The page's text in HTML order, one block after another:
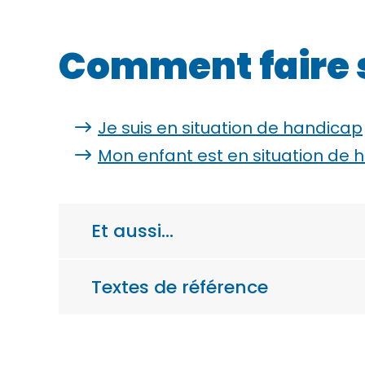
Comment faire
Je suis en situation de handicap
Mon enfant est en situation de
Et aussi…
Textes de référence